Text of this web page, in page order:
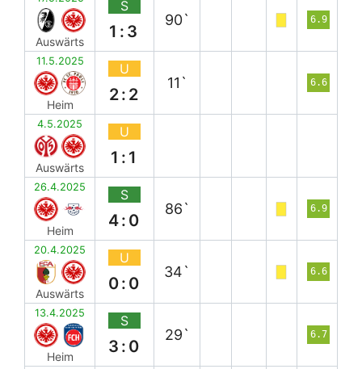
Auswärts
S
1:3
90` 6.9
11.5.2025
Heim
U
2:2
11` 6.6
4.5.2025
Auswärts
U
1:1
26.4.2025
Heim
S
4:0
86` 6.9
20.4.2025
Auswärts
U
0:0
34` 6.6
13.4.2025
Heim
S
3:0
29` 6.7